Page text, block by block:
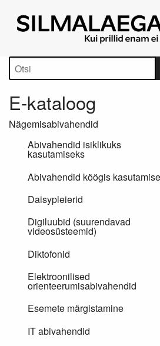
Tootepuu
E-kataloog
Nägemisabivahendid
Abivahendid isiklikuks
kasutamiseks
Abivahendid köögis
Daisypleierid
Digiluubid (suurendavad
videosüsteemid)
Diktofonid
Elektroonilised
orienteerumisabivahendid
Esemete märgistamine
IT abivahendid